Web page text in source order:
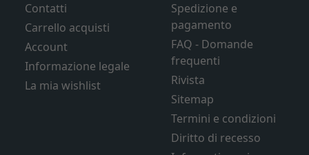
Contatti
Carrello acquisti
Account
Informazione legale
La mia wishlist
Spedizione e
pagamento
FAQ - Domande
frequenti
Rivista
Sitemap
Termini e condizioni
Diritto di recesso